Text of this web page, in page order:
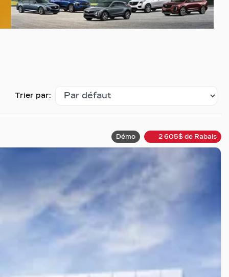
Trier par:
Démo 2 605$ de Rabais